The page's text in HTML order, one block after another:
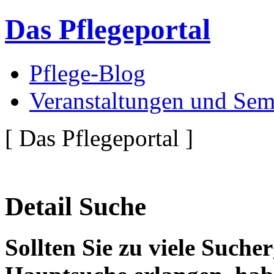
Das Pflegeportal
Pflege-Blog
Veranstaltungen und
[ Das Pflegeportal ]
Detail Suche
Sollten Sie zu viele